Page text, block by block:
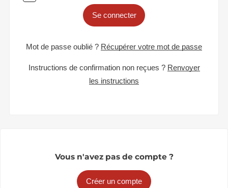
Se connecter
Mot de passe oublié ? Récupérer votre mot de passe
Instructions de confirmation non reçues ? Renvoyer
les instructions
Vous n'avez pas de compte ?
Créer un compte